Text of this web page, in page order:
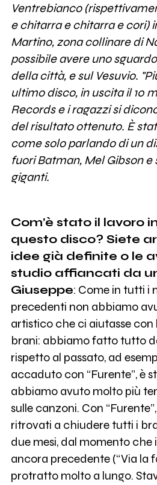
Ventrebianco
e chitarra e chitarra e cori)
Martino, zona collinare di
possibile avere uno
della città, e sul Vesuvio.
ultimo disco, in uscita il 10
Records e i ragazzi si
del risultato ottenuto. È
come solo parlando di un
fuori Batman, Mel Gibson
giganti.
Com’è stato il lavoro
questo disco? Siete
idee già definite o le
studio affiancati da
Giuseppe: Come in tutti i
precedenti non abbiamo
artistico che ci aiutasse con
brani: abbiamo fatto tutto
rispetto al passato, ad
accaduto con “Furente”, è
abbiamo avuto molto più
sulle canzoni. Con
ritrovati a chiudere tutti i
due mesi, dal momento che
ancora precedente (“Via la
protratto molto a lungo.